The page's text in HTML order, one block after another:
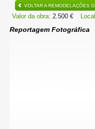
VOLTAR A REMODELAÇÕES
Valor da obra: 2.500 €
Reportagem Fotográfica